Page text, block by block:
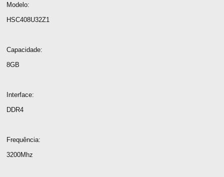
Modelo:
HSC408U32Z1
Capacidade:
8GB
Interface:
DDR4
Frequência:
3200Mhz